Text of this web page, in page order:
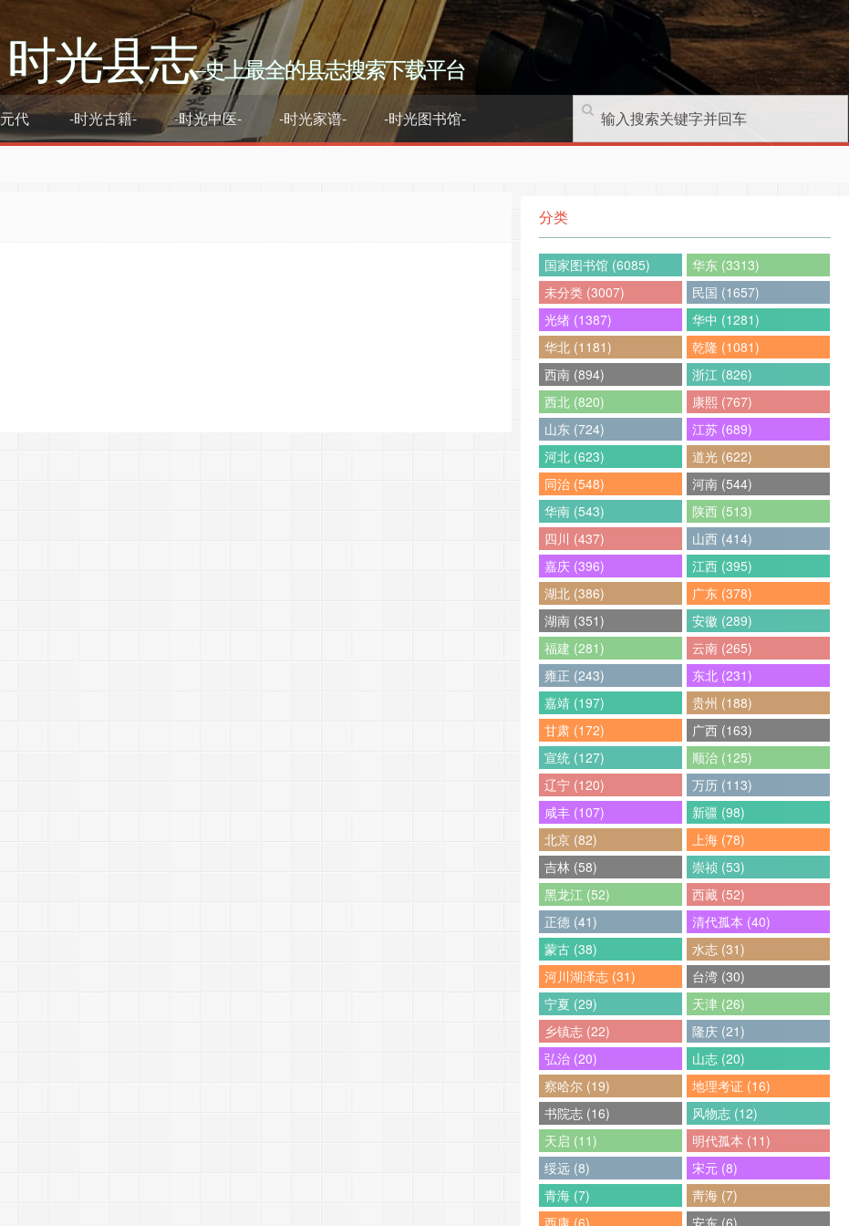
时光县志–史上最全的县志搜索下载平台
元代 -时光古籍- -时光中医- -时光家谱- -时光图书馆-
分类
国家图书馆 (6085)
华东 (3313)
未分类 (3007)
民国 (1657)
光绪 (1387)
华中 (1281)
华北 (1181)
乾隆 (1081)
西南 (894)
浙江 (826)
西北 (820)
康熙 (767)
山东 (724)
江苏 (689)
河北 (623)
道光 (622)
同治 (548)
河南 (544)
华南 (543)
陕西 (513)
四川 (437)
山西 (414)
嘉庆 (396)
江西 (395)
湖北 (386)
广东 (378)
湖南 (351)
安徽 (289)
福建 (281)
云南 (265)
雍正 (243)
东北 (231)
嘉靖 (197)
贵州 (188)
甘肃 (172)
广西 (163)
宣统 (127)
顺治 (125)
辽宁 (120)
万历 (113)
咸丰 (107)
新疆 (98)
北京 (82)
上海 (78)
吉林 (58)
崇祯 (53)
黑龙江 (52)
西藏 (52)
正德 (41)
清代孤本 (40)
蒙古 (38)
水志 (31)
河川湖泽志 (31)
台湾 (30)
宁夏 (29)
天津 (26)
乡镇志 (22)
隆庆 (21)
弘治 (20)
山志 (20)
察哈尔 (19)
地理考证 (16)
书院志 (16)
风物志 (12)
天启 (11)
明代孤本 (11)
绥远 (8)
宋元 (8)
青海 (7)
靑海 (7)
西康 (6)
安东 (6)